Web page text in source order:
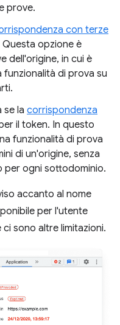
prove.
con terze
opzione è
dell'origine, in cui è
di prova su
se la corrispondenza
il token. In questo
funzionalità di prova
di un'origine, senza
per ogni sottodominio.
accanto al nome
per l'utente
sono altre limitazioni.